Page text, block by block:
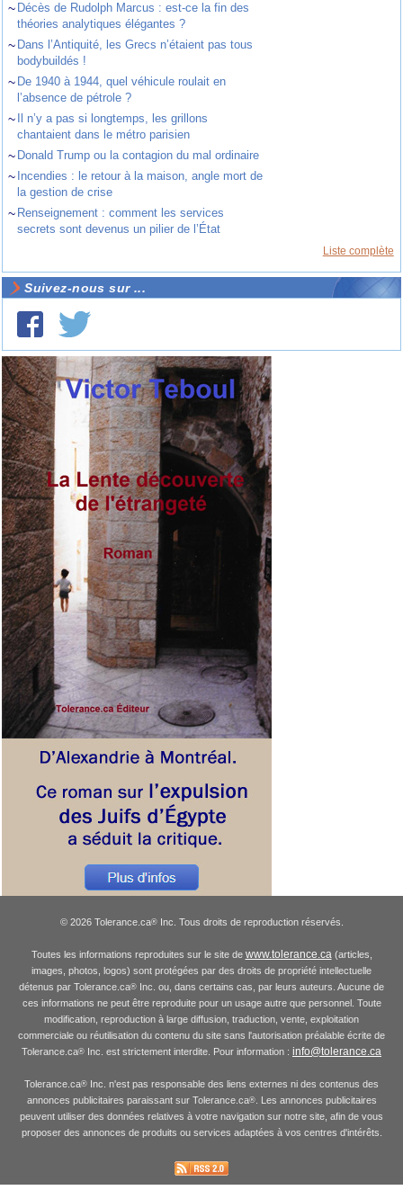
~ Décès de Rudolph Marcus : est-ce la fin des
théories analytiques élégantes ?
~ Dans l’Antiquité, les Grecs n’étaient pas tous
bodybuildés !
~ De 1940 à 1944, quel véhicule roulait en
l’absence de pétrole ?
~
Il n’y a pas si longtemps, les grillons
chantaient dans le métro parisien
~ Donald Trump ou la contagion du mal ordinaire
~ Incendies : le retour à la maison, angle mort de
la gestion de crise
~ Renseignement : comment les services
secrets sont devenus un pilier de l’État
Liste complète
Suivez-nous sur ...
© 2026 Tolerance.ca®Inc. Tous droits de reproduction réservés.
Toutes les informations reproduites sur le site de www.tolerance.ca(articles,
images, photos, logos) sont protégées par des droits de propriété intellectuelle
détenus par Tolerance.ca® Inc. ou, dans certains cas, par leurs auteurs. Aucune de
ces informations ne peut être reproduite pour un usage autre que personnel. Toute
modification, reproduction à large diffusion, traduction, vente, exploitation
commerciale ou réutilisation du contenu du site sans l'autorisation préalable écrite de
Tolerance.ca® Inc. est strictement interdite. Pour information : info@tolerance.ca
Tolerance.ca® Inc. n'est pas responsable des liens externes ni des contenus des
annonces publicitaires paraissant sur Tolerance.ca®. Les annonces publicitaires
peuvent utiliser des données relatives à votre navigation sur notre site, afin de vous
proposer des annonces de produits ou services adaptées à vos centres d'intérêts.